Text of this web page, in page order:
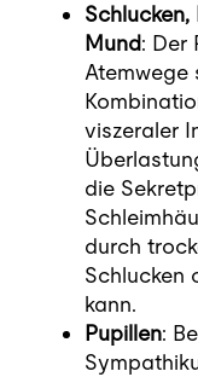
Schlucken,
Mund: Der
Atemwege
viszeraler
die
durch
Schlucken
kann.
Pupillen: